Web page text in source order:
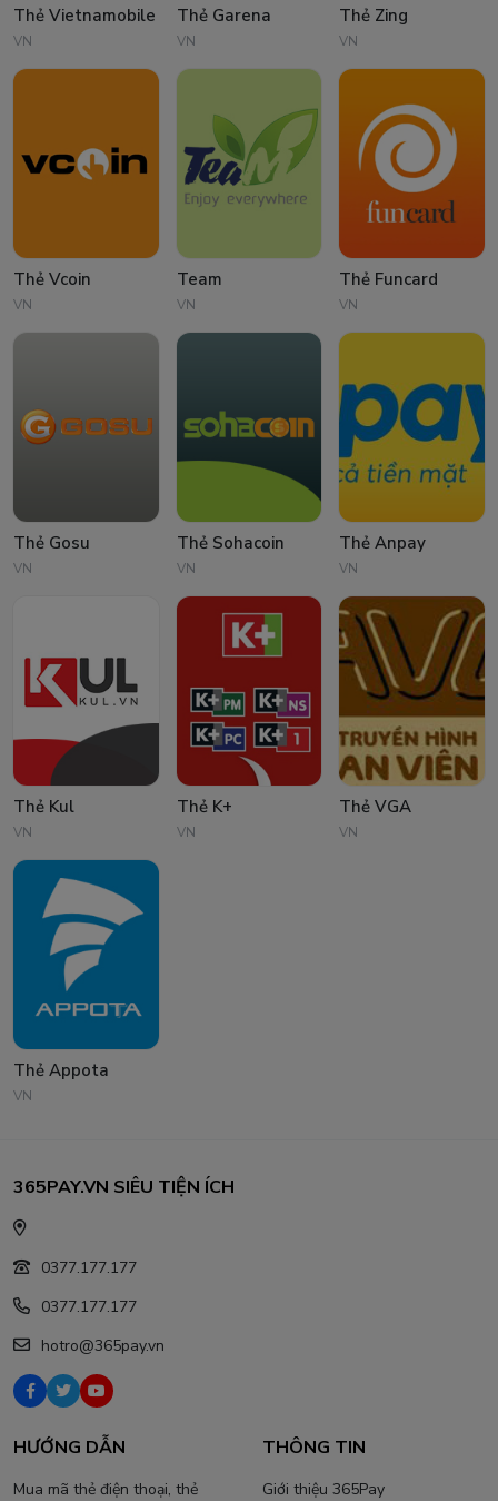
Thẻ Vietnamobile
VN
Thẻ Garena
VN
Thẻ Zing
VN
Thẻ Vcoin
VN
Team
VN
Thẻ Funcard
VN
Thẻ Gosu
VN
Thẻ Sohacoin
VN
Thẻ Anpay
VN
Thẻ Kul
VN
Thẻ K+
VN
Thẻ VGA
VN
Thẻ Appota
VN
365PAY.VN SIÊU TIỆN ÍCH
0377.177.177
0377.177.177
hotro@365pay.vn
HƯỚNG DẪN
Mua mã thẻ điện thoại, thẻ
THÔNG TIN
Giới thiệu 365Pay